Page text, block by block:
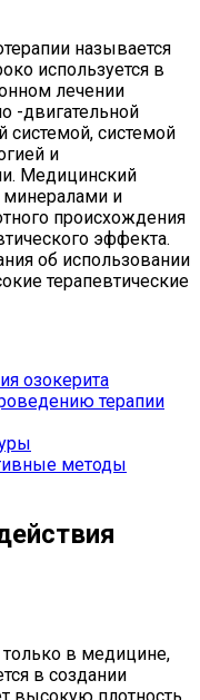
называется
используется в
лечении
-двигательной
системой, системой
и
Медицинский
и
происхождения
эффекта.
об использовании
терапевтические
озокерита
терапии
методы
в медицине,
в создании
высокую плотность